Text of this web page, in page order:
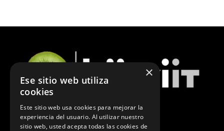
ÚLTIMAS NOTICIAS DE MARKETING
×
Ese sitio web utiliza
cookies
Este sitio web usa cookies para mejorar la
experiencia del usuario. Al utilizar nuestro
sitio web, usted acepta todas las cookies de